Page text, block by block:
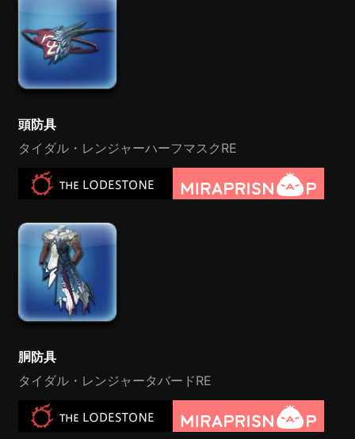
頭防具
タイダル・レンジャーハーフマスクRE
胴防具
タイダル・レンジャータバードRE